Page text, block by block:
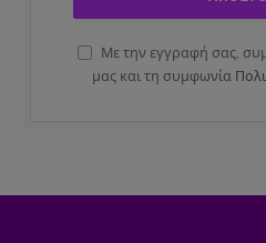
Με την εγγραφή σας,
μας και τη συμφωνία